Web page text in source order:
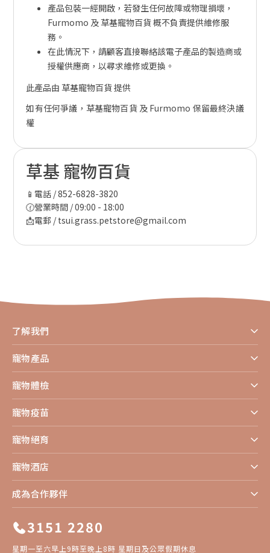
產品包裝一經開啟，若發生任何故障或物理損壞，
Furmomo 及 草基寵物百貨 概不負責提供維修服
務。
在此情況下，請顧客直接聯絡該電子產品的製造商或
授權供應商，以尋求維修或更換。
此產品由 草基寵物百貨 提供
如有任何爭議，草基寵物百貨 及 Furmomo 保留最終決議
權
草基 寵物百貨
📱電話 / 852-6828-3820
🕜營業時間 / 09:00 - 18:00
📩電郵 / tsui.grass.petstore@gmail.com
了解我們
寵物產品
寵物體檢
寵物疫苗
寵物絕育
寵物酒店
成為合作夥伴
3151 2280
星期一至六早上9時至晚上8時 星期日及公眾假期休息